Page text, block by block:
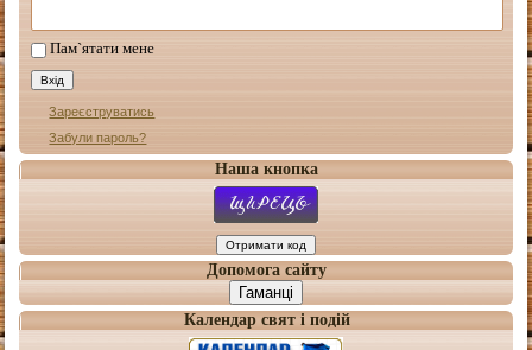
Пам`ятати мене
Зареєструватись
Забули пароль?
Наша кнопка
Допомога сайту
Гаманці
Календар свят і подій